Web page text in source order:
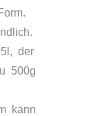
der
500g
kann